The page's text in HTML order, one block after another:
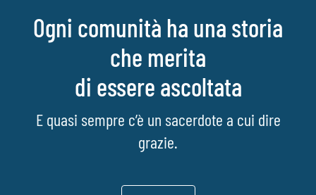
Ogni comunità ha una storia
che merita
di essere ascoltata
E quasi sempre c’è un sacerdote a cui dire
grazie.